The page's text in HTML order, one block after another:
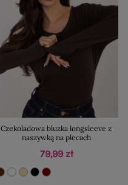
Czekoladowa bluzka longsleeve z
naszywką na plecach
79,99 zł